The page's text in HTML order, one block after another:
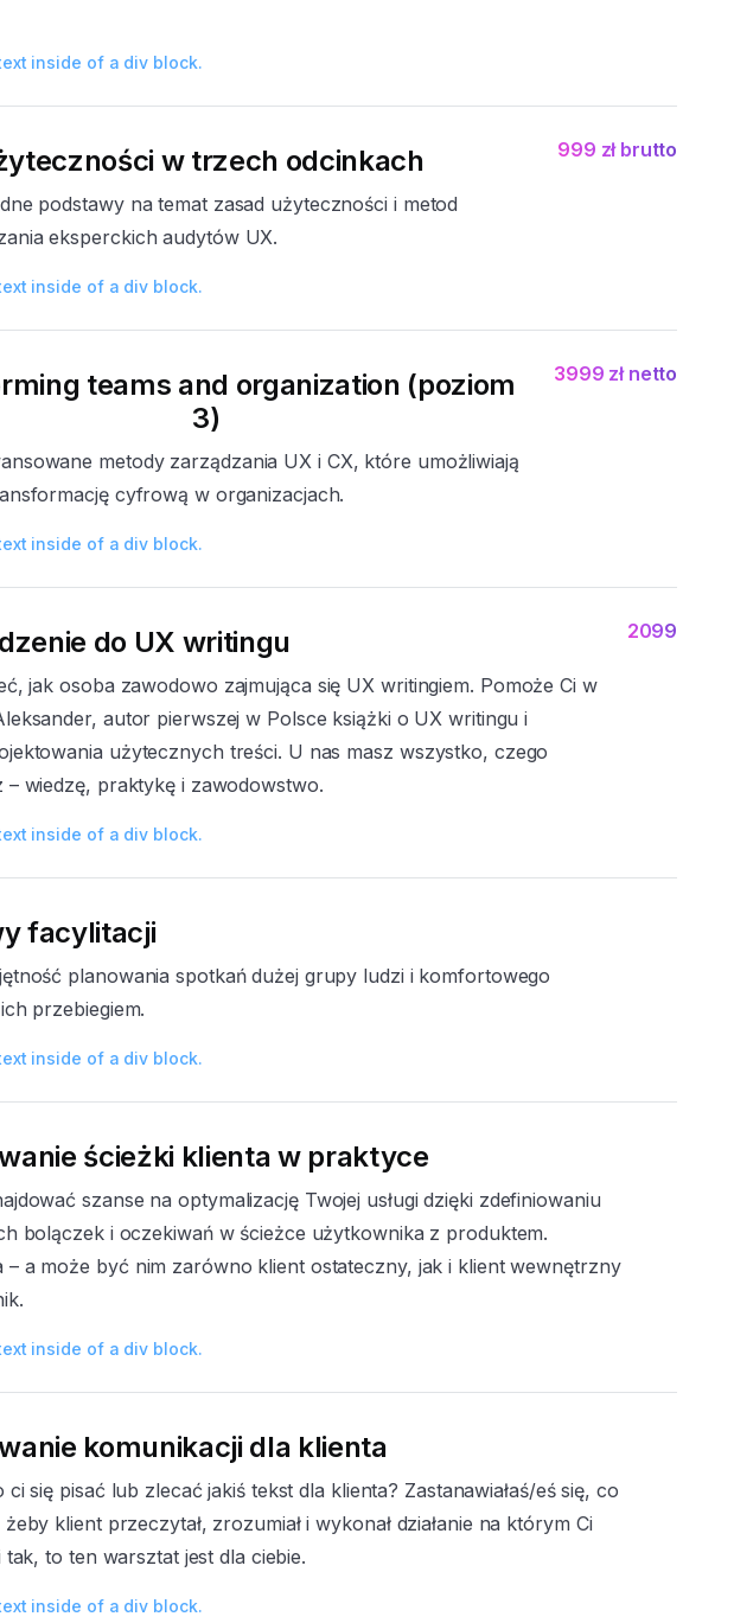
inside of a div block.
w trzech odcinkach
podstawy na temat zasad użyteczności i metod
eksperckich audytów UX.
inside of a div block.
999 zł brutto
teams and organization (poziom
3)
metody zarządzania UX i CX, które umożliwiają
cyfrową w organizacjach.
inside of a div block.
3999 zł netto
do UX writingu
jak osoba zawodowo zajmująca się UX writingiem. Pomoże Ci w
autor pierwszej w Polsce książki o UX writingu i
użytecznych treści. U nas masz wszystko, czego
– wiedzę, praktykę i zawodowstwo.
inside of a div block.
2099
facylitacji
planowania spotkań dużej grupy ludzi i komfortowego
przebiegiem.
inside of a div block.
ścieżki klienta w praktyce
szanse na optymalizację Twojej usługi dzięki zdefiniowaniu
bolączek i oczekiwań w ścieżce użytkownika z produktem.
– a może być nim zarówno klient ostateczny, jak i klient wewnętrzny
inside of a div block.
komunikacji dla klienta
ci się pisać lub zlecać jakiś tekst dla klienta? Zastanawiałaś/eś się, co
klient przeczytał, zrozumiał i wykonał działanie na którym Ci
tak, to ten warsztat jest dla ciebie.
inside of a div block.